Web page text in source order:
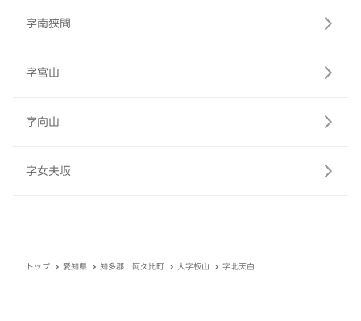
字南狭間
字宮山
字向山
字女夫坂
トップ 愛知県 知多郡 阿久比町 大字板山 字北天白